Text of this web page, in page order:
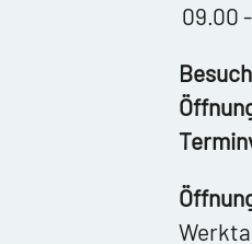
09.00